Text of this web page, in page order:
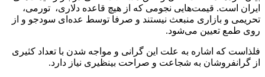
ایران است. قیمت‌هایی نجومی که از هیچ قاعده دلاری، ‌ تورمی،
تحریمی و بازاری منبعث نیستند و صرفا توسط عده‌ای سودجو و از
روی طمع تعیین می‌شود.
فلذاست که اشاره به علت این گرانی و مواجه شدن با تعداد کثیری
از گرانفروشان به شجاعت و صراحت بینظیری نیاز دارد.